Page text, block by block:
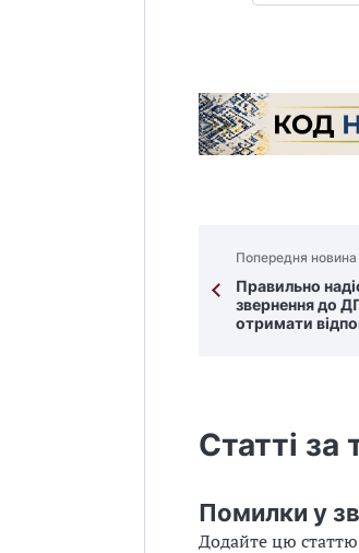
Попередня новина
Правильно
звернення до
отримати
Статті
Помилки у
Додайте цю статтю